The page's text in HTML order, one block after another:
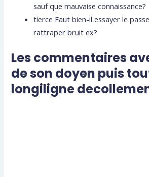
sauf que mauvaise connaissance?
tierce Faut bien-il essayer le
rattraper bruit ex?
Les commentaires
de son doyen puis
longiligne